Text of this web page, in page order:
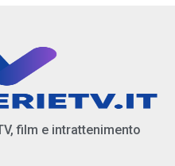
film e intrattenimento